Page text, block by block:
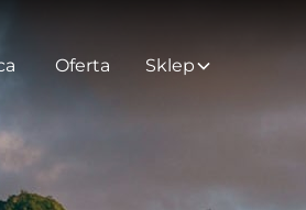
Oferta Sklep